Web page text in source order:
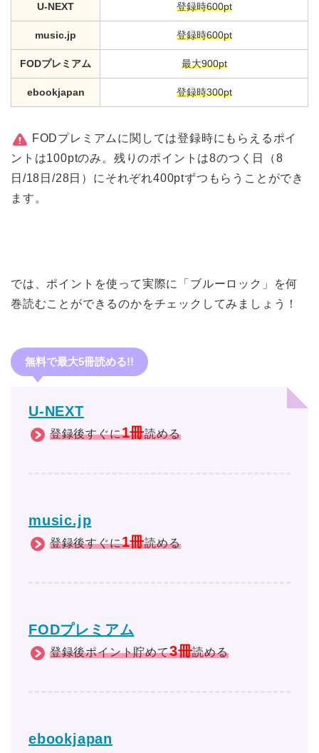
U-NEXT 登録時600pt
music.jp 登録時600pt
FODプレミアム 最大900pt
ebookjapan 登録時300pt
FODプレミアムに関しては登録時にもらえるポイ
ントは100ptのみ。残りのポイントは8のつく日（8
日/18日/28日）にそれぞれ400ptずつもらうことができ
ます。
では、ポイントを使って実際に「ブルーロック」を何
巻読むことができるのかをチェックしてみましょう！
無料で最大5冊読める!!
U-NEXT
登録後すぐに1冊読める
music.jp
登録後すぐに1冊読める
FODプレミアム
登録後ポイント貯めて3冊読める
ebookjapan